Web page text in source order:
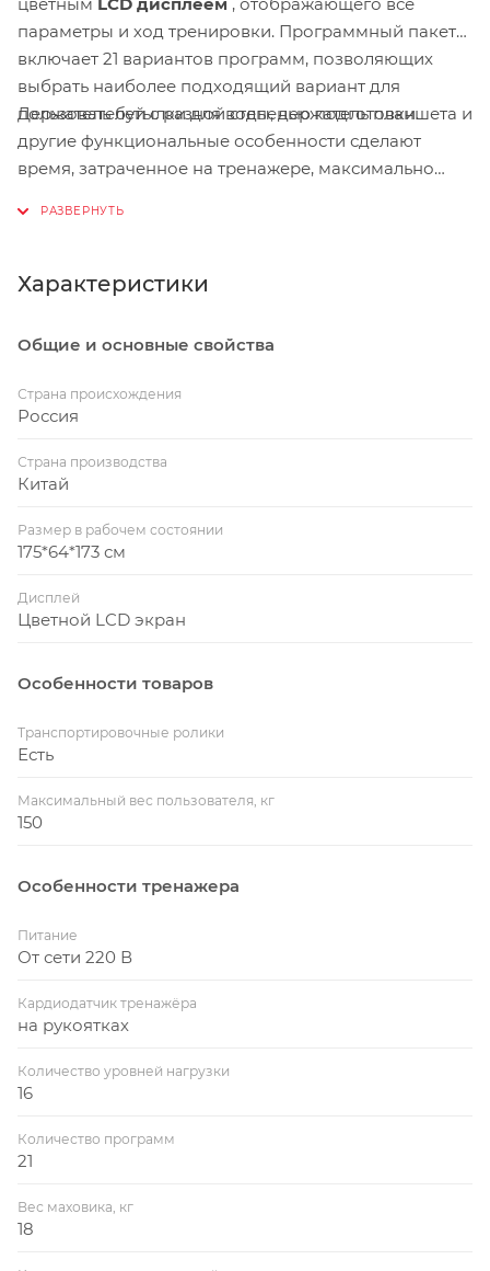
параметры и ход тренировки. Программный пакет
включает 21 вариантов программ, позволяющих
выбрать наиболее подходящий вариант для
пользователей с разной степенью подготовки.
Держатель бутылки для воды, держатель планшета и
другие функциональные особенности сделают
время, затраченное на тренажере, максимально
Характеристики
Общие и основные свойства
Страна происхождения
Россия
Страна производства
Китай
Размер в рабочем состоянии
175*64*173 см
Дисплей
Цветной LCD экран
Особенности товаров
Транспортировочные ролики
Есть
Максимальный вес пользователя, кг
150
Особенности тренажера
Питание
От сети 220 В
Кардиодатчик тренажёра
на рукоятках
Количество уровней нагрузки
16
Количество программ
21
Вес маховика, кг
18